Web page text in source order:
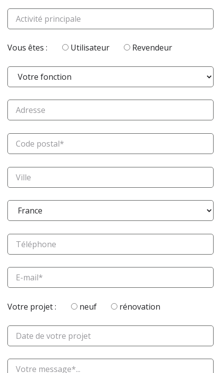
Vous êtes : Utilisateur Revendeur
Votre projet : neuf rénovation